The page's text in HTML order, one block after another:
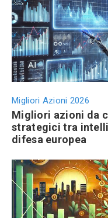
Migliori Azioni 2026
Migliori azioni da
strategici tra
difesa europea